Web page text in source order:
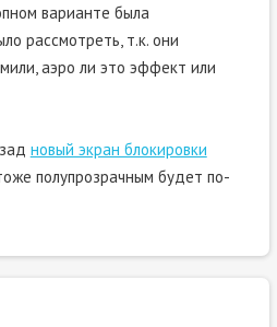
варианте была
рассмотреть, т.к. они
аэро ли это эффект или
новый экран блокировки
полупрозрачным будет по-